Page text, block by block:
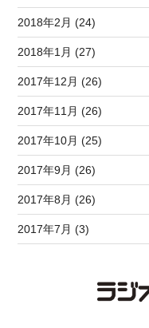
2018年2月 (24)
2018年1月 (27)
2017年12月 (26)
2017年11月 (26)
2017年10月 (25)
2017年9月 (26)
2017年8月 (26)
2017年7月 (3)